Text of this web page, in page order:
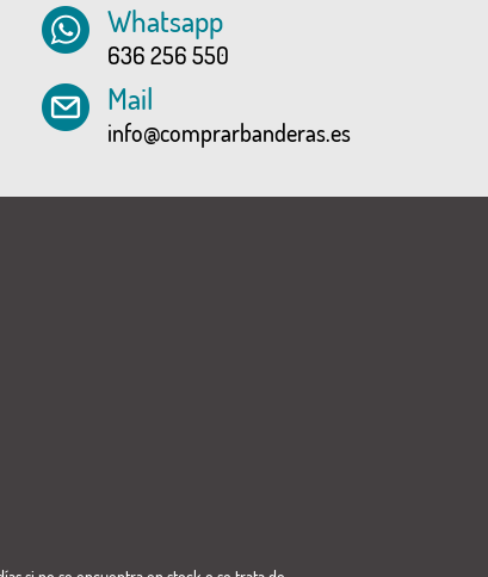
Whatsapp
636 256 550
Mail
info@comprarbanderas.es